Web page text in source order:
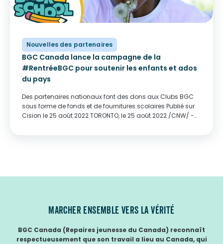
Nouvelles des partenaires
BGC Canada lance la campagne de la
#RentréeBGC pour soutenir les enfants et ados
du pays
Des partenaires nationaux font des dons aux Clubs BGC
sous forme de fonds et de fournitures scolaires Publié sur
Cision le 25 août 2022 TORONTO, le 25 août 2022 /CNW/ -
MARCHER ENSEMBLE VERS LA VÉRITÉ
BGC Canada (Repaires jeunesse du Canada) reconnaît
respectueusement que son travail a lieu au Canada, qui